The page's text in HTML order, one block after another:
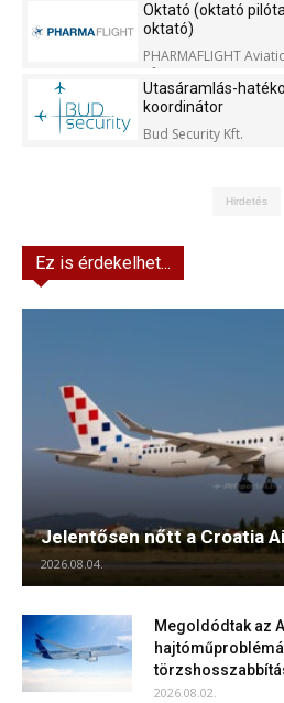
Oktató (oktató
oktató)
PHARMAFLIGHT
Kft.
Utasáramlás-
koordinátor
Bud Security Kft.
Hirdetés
Ez is érdekelhet...
Jelentősen nőtt a Croatia
2026.08.04.
Megoldódtak az
2026.08.02.